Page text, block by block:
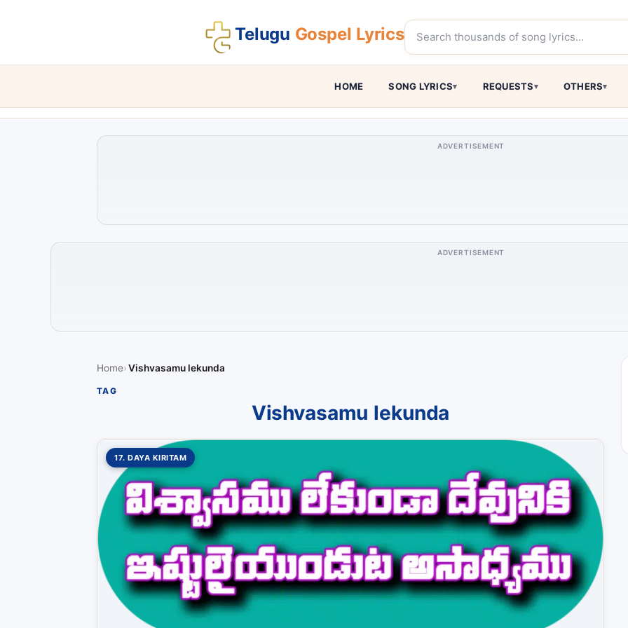
Telugu Gospel Lyrics
HOME SONG LYRICS REQUESTS OTHERS
ADVERTISEMENT
ADVERTISEMENT
Home Vishvasamu lekunda
TAG
Vishvasamu lekunda
17. DAYA KIRITAM